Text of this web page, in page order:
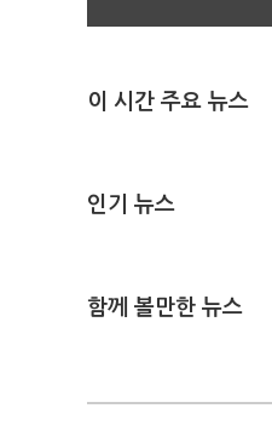
이 시간 주요 뉴스
인기 뉴스
함께 볼만한 뉴스